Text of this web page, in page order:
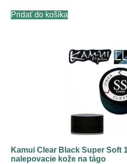
Pridať do košíka
Kamui Clear Black Super Soft
nalepovacie kože na tágo